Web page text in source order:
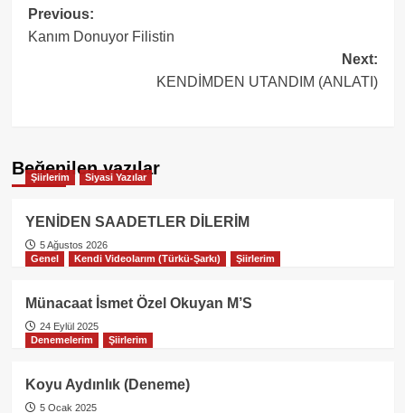
Post
navigation
Previous:
Kanım Donuyor Filistin
Next:
KENDİMDEN UTANDIM (ANLATI)
Beğenilen yazılar
Şiirlerim Siyasi Yazılar
YENİDEN SAADETLER DİLERİM
5 Ağustos 2026
Genel
Kendi Videolarım (Türkü-Şarkı) Şiirlerim
Münacaat İsmet Özel Okuyan M’S
24 Eylül 2025
Denemelerim
Şiirlerim
Koyu Aydınlık (Deneme)
5 Ocak 2025